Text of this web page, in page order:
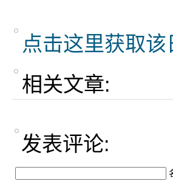
点击这里获取
相关文章:
发表评论: